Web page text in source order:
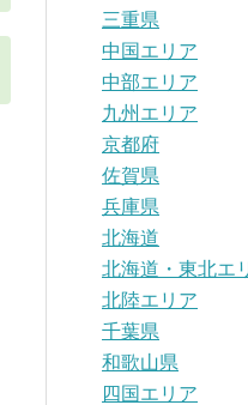
三重県
中国エリア
中部エリア
九州エリア
京都府
佐賀県
兵庫県
北海道
北海道・東北エ
北陸エリア
千葉県
和歌山県
四国エリア